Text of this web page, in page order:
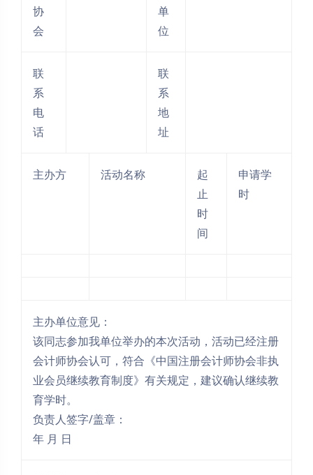
协
会
单
位
联
系
电
话
联
系
地
址
主办方 活动名称
起
止
时
间
申请学
时
主办单位意见：
该同志参加我单位举办的本次活动，活动已经注册
会计师协会认可，符合《中国注册会计师协会非执
业会员继续教育制度》有关规定，建议确认继续教
育学时。
负责人签字/盖章：
年 月 日